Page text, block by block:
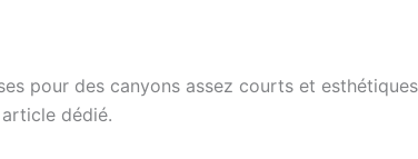
pour des canyons assez courts et
dédié.